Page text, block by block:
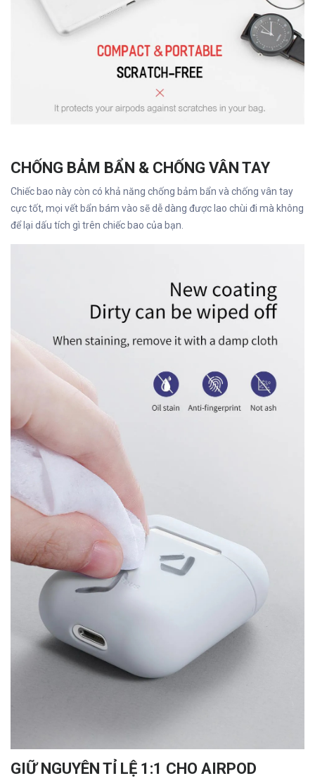
CHỐNG BẢM BẨN & CHỐNG VÂN TAY
Chiếc bao này còn có khả năng chống bảm bẩn và chống vân tay
cực tốt, mọi vết bẩn bám vào sẽ dễ dàng được lao chùi đi mà không
để lại dấu tích gì trên chiếc bao của bạn.
GIỮ NGUYÊN TỈ LỆ 1:1 CHO AIRPOD